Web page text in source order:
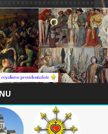
Skip
to
content